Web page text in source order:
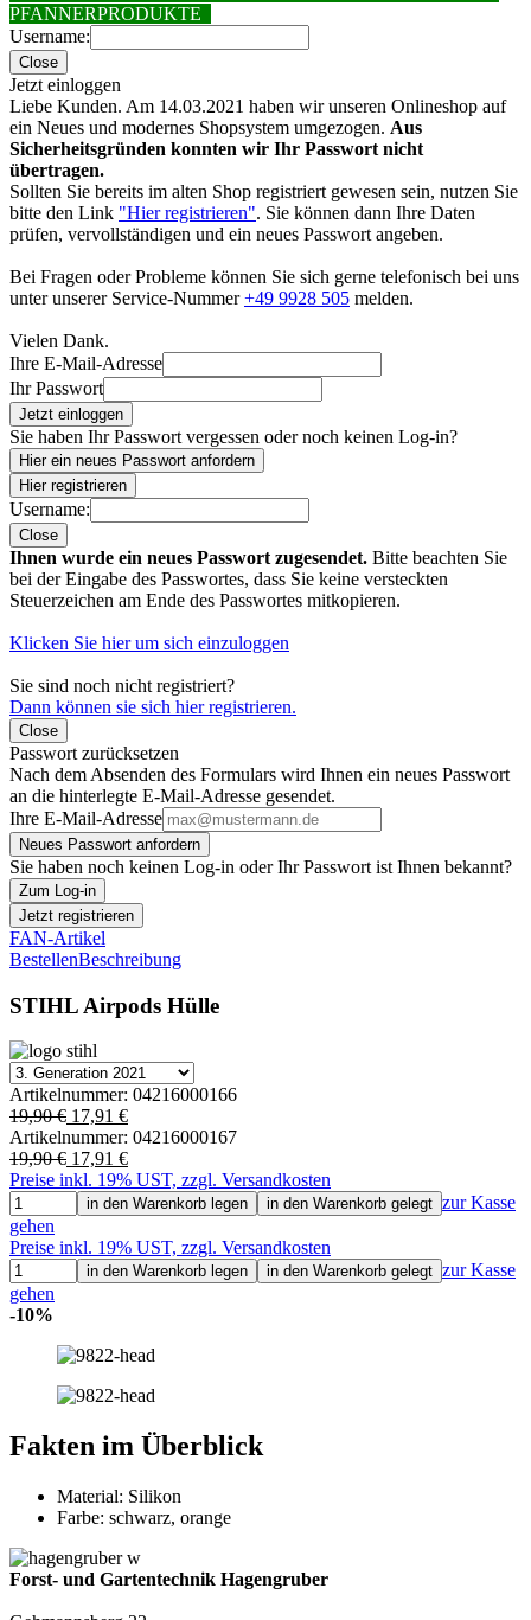
PFANNERPRODUKTE
Username:
Close
Jetzt einloggen
Liebe Kunden. Am 14.03.2021 haben wir unseren Onlineshop auf
ein Neues und modernes Shopsystem umgezogen. Aus
Sicherheitsgründen konnten wir Ihr Passwort nicht
übertragen.
Sollten Sie bereits im alten Shop registriert gewesen sein, nutzen Sie
bitte den Link "Hier registrieren". Sie können dann Ihre Daten
prüfen, vervollständigen und ein neues Passwort angeben.
Bei Fragen oder Probleme können Sie sich gerne telefonisch bei uns
unter unserer Service-Nummer+49 9928 505 melden.
Vielen Dank.
Ihre E-Mail-Adresse
Ihr Passwort
Jetzt einloggen
Sie haben Ihr Passwort vergessen oder noch keinen Log-in?
Hier ein neues Passwort anfordern
Hier registrieren
Username:
Close
Ihnen wurde ein neues Passwort zugesendet. Bitte beachten Sie
bei der Eingabe des Passwortes, dass Sie keine versteckten
Steuerzeichen am Ende des Passwortes mitkopieren.
Klicken Sie hier um sich einzuloggen
Sie sind noch nicht registriert?
Dann können sie sich hier registrieren.
Close
Passwort zurücksetzen
Nach dem Absenden des Formulars wird Ihnen ein neues Passwort
an die hinterlegte E-Mail-Adresse gesendet.
Ihre E-Mail-Adresse
Neues Passwort anfordern
Sie haben noch keinen Log-in oder Ihr Passwort ist Ihnen bekannt?
Zum Log-in
Jetzt registrieren
FAN-Artikel
BestellenBeschreibung
STIHL Airpods Hülle
Artikelnummer: 04216000166
19,90 € 17,91 €
Artikelnummer: 04216000167
19,90 € 17,91 €
Preise inkl. 19% UST, zzgl. Versandkosten
in den Warenkorb legen in den Warenkorb gelegt zur Kasse
gehen
Preise inkl. 19% UST, zzgl. Versandkosten
in den Warenkorb legen in den Warenkorb gelegt zur Kasse
gehen
-10%
Fakten im Überblick
Material: Silikon
Farbe: schwarz, orange
Forst- und Gartentechnik Hagengruber